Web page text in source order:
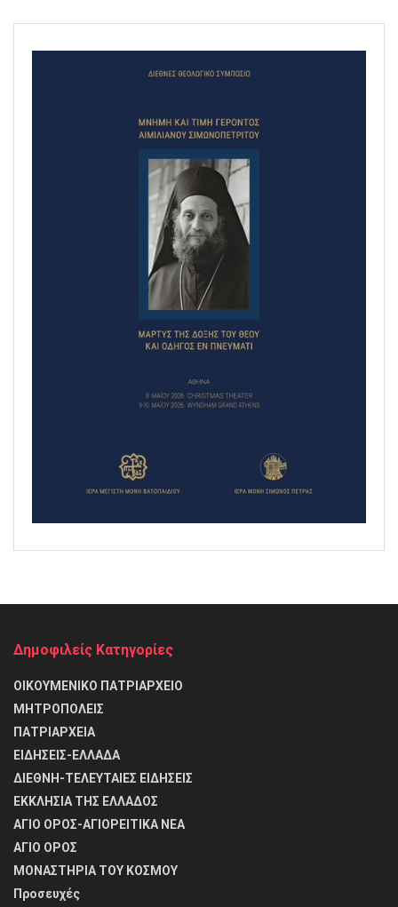
Δημοφιλείς Κατηγορίες
ΟΙΚΟΥΜΕΝΙΚΟ ΠΑΤΡΙΑΡΧΕΙΟ
ΜΗΤΡΟΠΟΛΕΙΣ
ΠΑΤΡΙΑΡΧΕΙΑ
ΕΙΔΗΣΕΙΣ-ΕΛΛΑΔΑ
ΔΙΕΘΝΗ-ΤΕΛΕΥΤΑΙΕΣ ΕΙΔΗΣΕΙΣ
ΕΚΚΛΗΣΙΑ ΤΗΣ ΕΛΛΑΔΟΣ
ΑΓΙΟ ΟΡΟΣ-ΑΓΙΟΡΕΙΤΙΚΑ ΝΕΑ
ΑΓΙΟ ΟΡΟΣ
ΜΟΝΑΣΤΗΡΙΑ ΤΟΥ ΚΟΣΜΟΥ
Προσευχές